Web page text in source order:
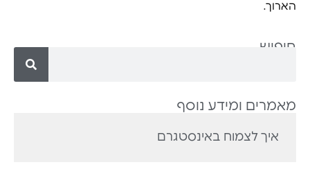
חיפוש
מאמרים ומידע נוסף
איך לצמוח באינסטגרם
הארוך.